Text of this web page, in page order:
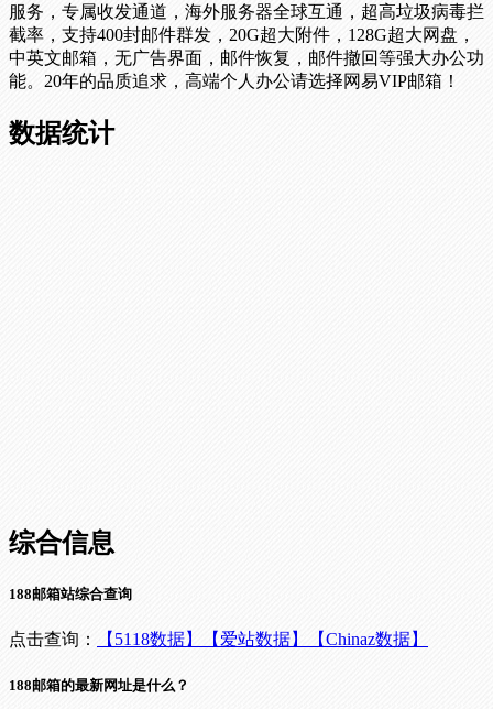
服务，专属收发通道，海外服务器全球互通，超高垃圾病毒拦
截率，支持400封邮件群发，20G超大附件，128G超大网盘，
中英文邮箱，无广告界面，邮件恢复，邮件撤回等强大办公功
能。20年的品质追求，高端个人办公请选择网易VIP邮箱！
数据统计
综合信息
188邮箱站综合查询
点击查询： 【5118数据】 【爱站数据】 【Chinaz数据】
188邮箱的最新网址是什么？